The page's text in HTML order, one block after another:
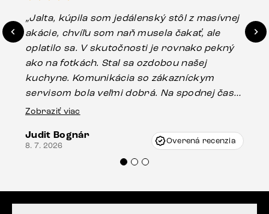
„Jalta, kúpila som jedálenský stôl z masívnej
akácie, chvíľu som naň musela čakať, ale
oplatilo sa. V skutočnosti je rovnako pekný
ako na fotkách. Stal sa ozdobou našej
kuchyne. Komunikácia so zákazníckym
servisom bola veľmi dobrá. Na spodnej časti
stola bolo malé poškodenie, pravdepodobne
Vincze pri riešení mojej záležitosti pristúpili
veľmi korektne. Odporúčam produkty Delife
Zobraziť viac
Judit Bognár
8. 7. 2026 Overená recenzia